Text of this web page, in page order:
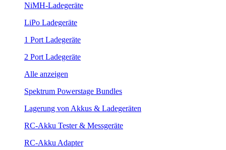
NiMH-Ladegeräte
LiPo Ladegeräte
1 Port Ladegeräte
2 Port Ladegeräte
Alle anzeigen
Spektrum Powerstage Bundles
Lagerung von Akkus & Ladegeräten
RC-Akku Tester & Messgeräte
RC-Akku Adapter